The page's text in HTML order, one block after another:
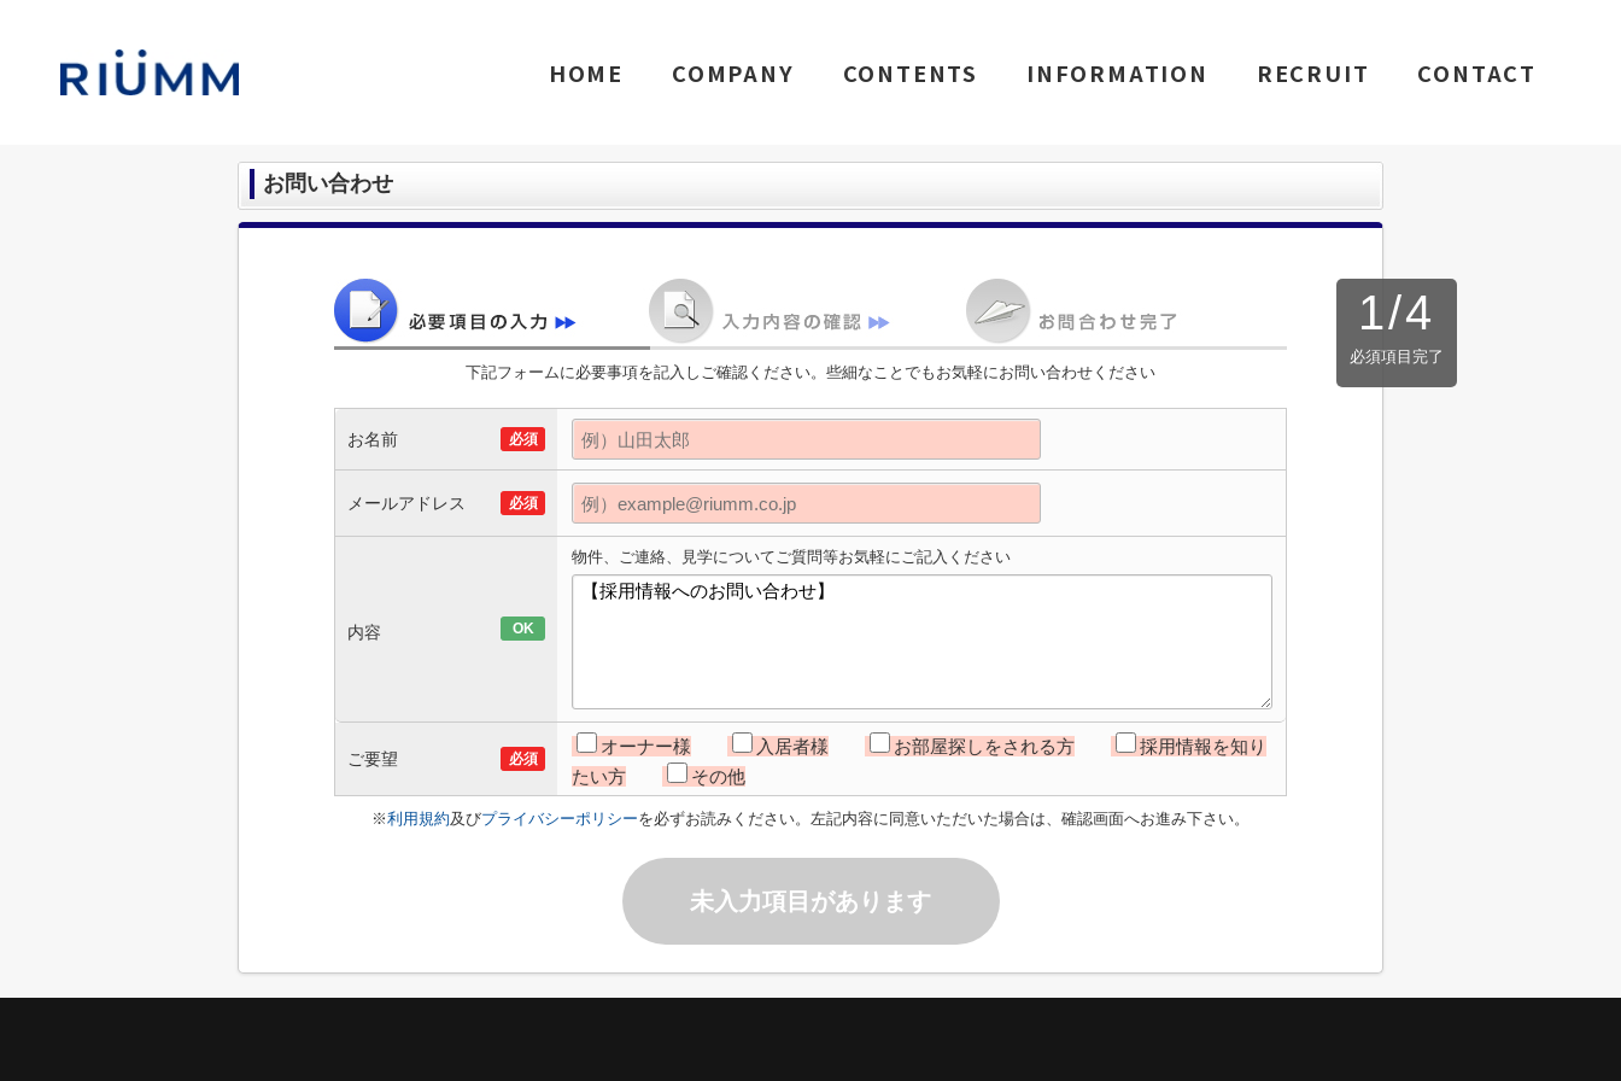
HOME COMPANY CONTENTS INFORMATION RECRUIT CONTACT
お問い合わせ
1/4
必須項目完了
下記フォームに必要事項を記入しご確認ください。些細なことでもお気軽にお問い合わせください
お名前 必須
メールアドレス 必須
内容 OK
物件、ご連絡、見学についてご質問等お気軽にご記入ください
ご要望 必須
オーナー様 入居者様 お部屋探しをされる方
採用情報を知り
たい方
その他
※利用規約及びプライバシーポリシーを必ずお読みください。左記内容に同意いただいた場合は、確認画面へお進み下さい。
未入力項目があります